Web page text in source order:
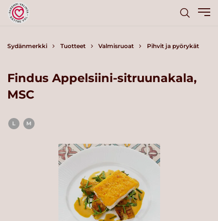
Sydänmerkki Tuotteet Valmisruoat Pihvit ja pyörykät
Findus Appelsiini-sitruunakala,
MSC
L M